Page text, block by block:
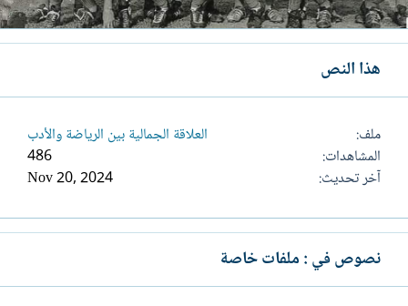
هذا النص
ملف
العلاقة الجمالية بين الرياضة والأدب
المشاهدات
486
آخر تحديث
Nov 20, 2024
نصوص في : ملفات خاصة